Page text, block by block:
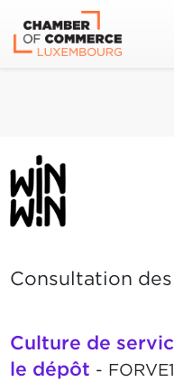
Consultation
Culture de
le dépôt - FORVE1